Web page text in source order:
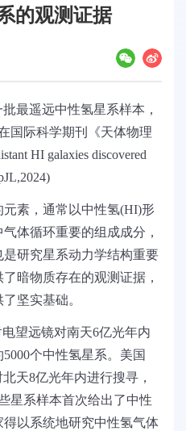
的观测证据
最遥远中性氢星系样本，
国际科学期刊《天体物理
HI galaxies discovered
素，通常以中性氢(HI)形
体循环重要的组成成分，
研究星系动力学结构重要
暗物质存在的观测证据，
坚实基础。
望远镜对南天6亿光年内
5000个中性氢星系。美国
北天8亿光年内进行搜寻，
星系样本首次给出了中性
以系统地研究中性氢气体